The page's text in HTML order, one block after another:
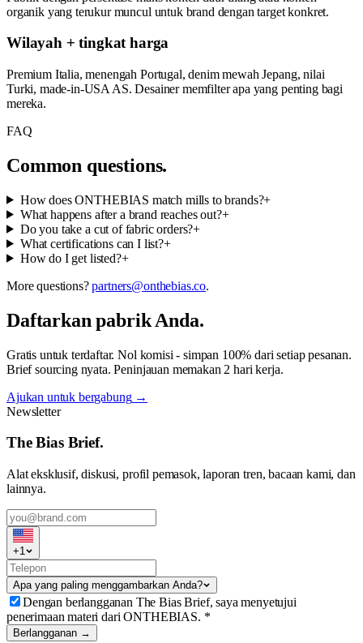
organik yang terukur muncul untuk brand dengan target konkret.
Wilayah + tingkat harga
Premium Italia, menengah Portugal, denim mewah Jepang, nilai
Turki, made-in-USA AS. Desainer memfilter apa yang penting bagi
mereka.
FAQ
Common questions.
How does ONTHEBIAS match mills to brands?+
What happens after a brand reaches out?+
Do you take a cut of fabric orders?+
What certifications can I list?+
How do I get listed?+
More questions? partners@onthebias.co.
Daftarkan pabrik Anda.
Gratis untuk terdaftar. Nol komisi - simpan 100% dari setiap pesanan.
Brief sourcing nyata. Peninjauan memakan 2 hari kerja.
Ajukan untuk bergabung→
Newsletter
The Bias Brief.
Alat eksklusif, diskusi, profil pemasok, laporan tren, bacaan kami, dan
lainnya.
+1
Apa yang paling menggambarkan Anda?
Dengan berlangganan The Bias Brief, saya menyetujui
penerimaan materi dari ONTHEBIAS. *
Berlangganan →